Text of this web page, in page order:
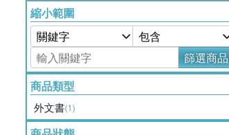
縮小範圍
篩選商品
商品類型
外文書(1)